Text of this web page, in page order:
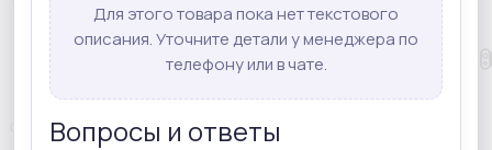
Для этого товара пока нет текстового
описания. Уточните детали у менеджера по
телефону или в чате.
Вопросы и ответы